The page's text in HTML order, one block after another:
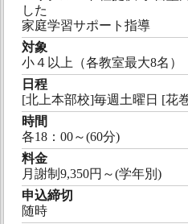
した
家庭学習サポート指導
対象
小４以上（各教室最大8名）
日程
[北上本部校]毎週土曜日 [花
時間
各18：00～(60分)
料金
月謝制9,350円～(学年別)
申込締切
随時